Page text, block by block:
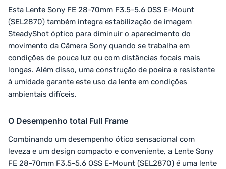
Esta Lente Sony FE 28-70mm F3.5-5.6 OSS E-Mount
(SEL2870) também integra estabilização de imagem
SteadyShot óptico para diminuir o aparecimento do
movimento da Câmera Sony quando se trabalha em
condições de pouca luz ou com distâncias focais mais
longas. Além disso, uma construção de poeira e resistente
à umidade garante este uso da lente em condições
ambientais difíceis.
O Desempenho total Full Frame
Combinando um desempenho ótico sensacional com
leveza e um design compacto e conveniente, a Lente Sony
FE 28-70mm F3.5-5.6 OSS E-Mount (SEL2870) é uma lente